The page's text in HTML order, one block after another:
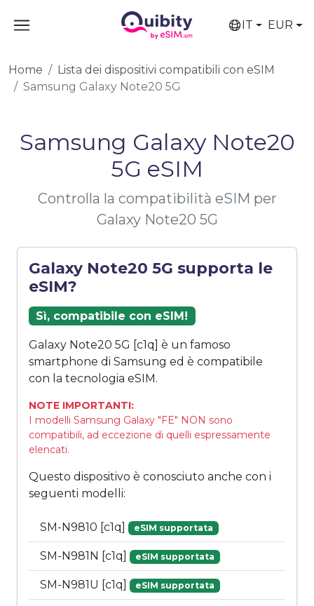
IT EUR
Home
Lista dei dispositivi compatibili con eSIM
Samsung Galaxy Note20 5G
Samsung Galaxy Note20
5G eSIM
Controlla la compatibilità eSIM per
Galaxy Note20 5G
Galaxy Note20 5G supporta le
eSIM?
Sì, compatibile con eSIM!
Galaxy Note20 5G [c1q] è un famoso
smartphone di Samsung ed è compatibile
con la tecnologia eSIM.
NOTE IMPORTANTI:
I modelli Samsung Galaxy "FE" NON sono
compatibili, ad eccezione di quelli espressamente
elencati.
Questo dispositivo è conosciuto anche con i
seguenti modelli:
SM-N9810 [c1q] eSIM supportata
SM-N981N [c1q] eSIM supportata
SM-N981U [c1q] eSIM supportata